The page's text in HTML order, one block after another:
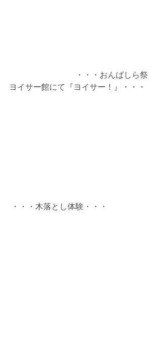
ヨイサー館にて『ヨイサー！』・・・
・・・木落とし体験・・・